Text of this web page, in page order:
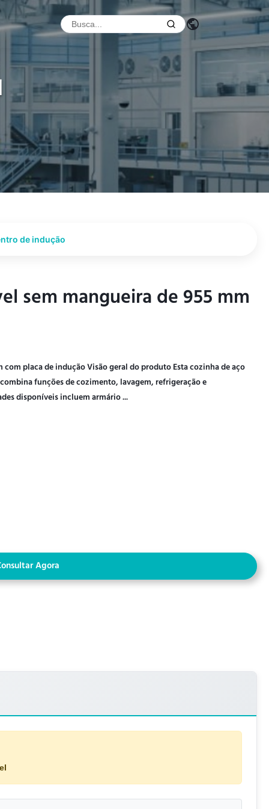
de indução
sem mangueira de 955 mm
sem mangueira de 955 mm
placa de indução Visão geral do produto Esta cozinha de aço
funções de cozimento, lavagem, refrigeração e
disponíveis incluem armário ...
Agora